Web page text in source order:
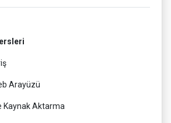
Arayüzü
Kaynak Aktarma